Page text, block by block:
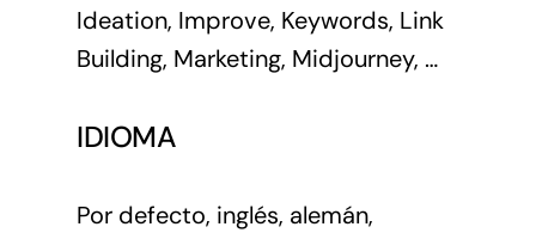
Ideation, Improve, Keywords, Link
Building, Marketing, Midjourney, …
IDIOMA
Por defecto, inglés, alemán,